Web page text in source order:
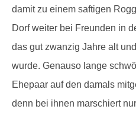
damit zu einem saftigen
Dorf weiter bei Freunden in
das gut zwanzig Jahre alt
wurde. Genauso lange
Ehepaar auf den damals
denn bei ihnen marschiert